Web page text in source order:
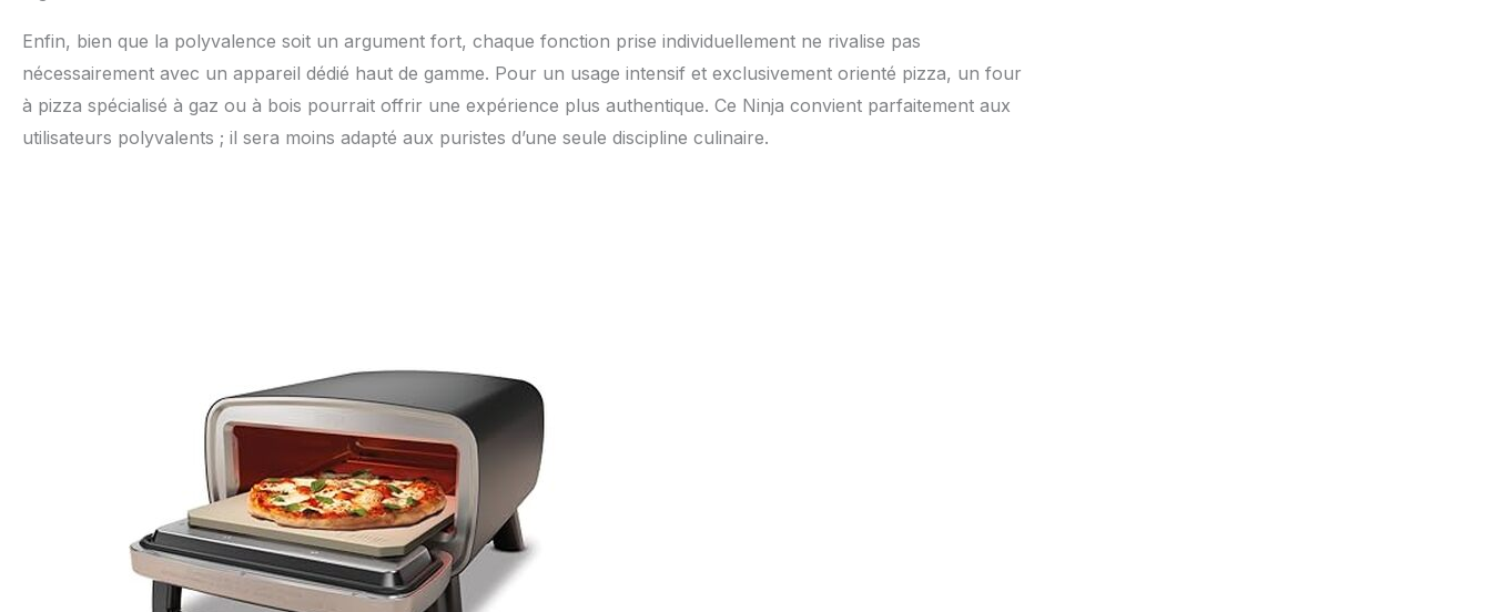
Enfin, bien que la polyvalence soit un argument fort, chaque fonction prise individuellement ne rivalise pas
nécessairement avec un appareil dédié haut de gamme. Pour un usage intensif et exclusivement orienté pizza, un four
à pizza spécialisé à gaz ou à bois pourrait offrir une expérience plus authentique. Ce Ninja convient parfaitement aux
utilisateurs polyvalents ; il sera moins adapté aux puristes d’une seule discipline culinaire.